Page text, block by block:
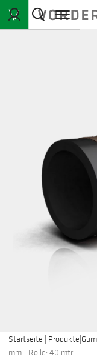
Startseite | Produkte|
mm - Rolle: 40 mtr.